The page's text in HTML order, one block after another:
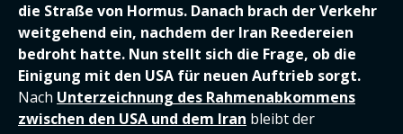
die Straße von Hormus. Danach brach der Verkehr
weitgehend ein, nachdem der Iran Reedereien
bedroht hatte. Nun stellt sich die Frage, ob die
Einigung mit den USA für neuen Auftrieb sorgt.
Nach Unterzeichnung des Rahmenabkommens
zwischen den USA und dem Iran bleibt der